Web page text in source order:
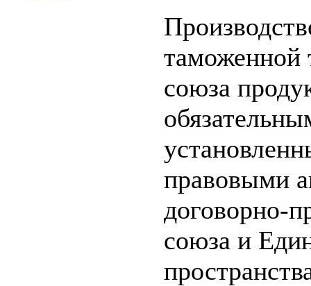
таможенной
союза
правовыми
договорно-
союза и